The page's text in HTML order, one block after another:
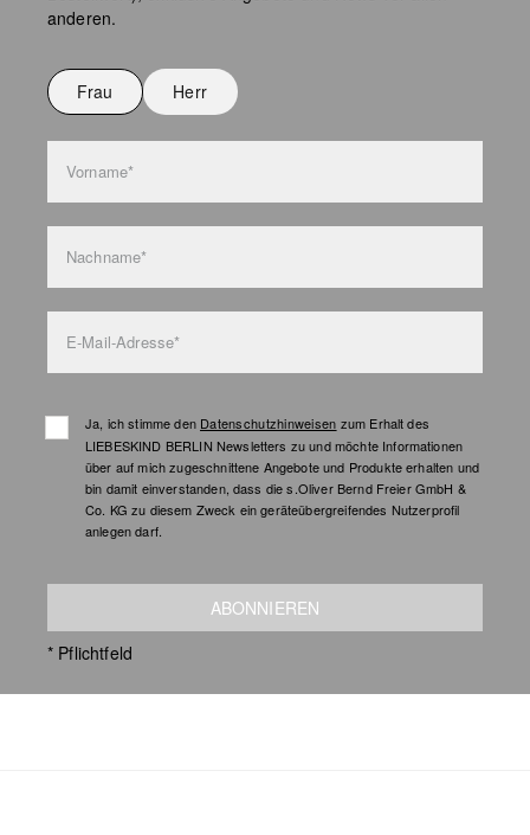
Keine chemische Reinigung möglich
Nicht waschen
anderen.
Frau Herr
Vorname*
Nachname*
E-Mail-Adresse*
Ja, ich stimme den Datenschutzhinweisen zum Erhalt des
LIEBESKIND BERLIN Newsletters zu und möchte Informationen
über auf mich zugeschnittene Angebote und Produkte erhalten und
bin damit einverstanden, dass die s.Oliver Bernd Freier GmbH &
Co. KG zu diesem Zweck ein geräteübergreifendes Nutzerprofil
anlegen darf.
ABONNIEREN
* Pflichtfeld